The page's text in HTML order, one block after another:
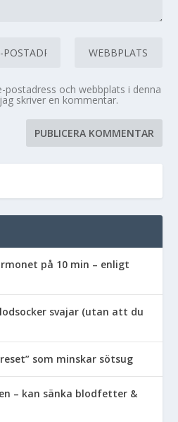
postadress och webbplats i denna
skriver en kommentar.
på 10 min – enligt
svajar (utan att du
som minskar sötsug
– kan sänka blodfetter &